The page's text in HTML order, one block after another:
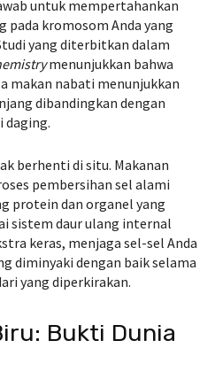
untuk mempertahankan
kromosom Anda yang
yang diterbitkan dalam
menunjukkan bahwa
makan nabati menunjukkan
dibandingkan dengan
daging.
berhenti di situ. Makanan
pembersihan sel alami
protein dan organel yang
sistem daur ulang internal
keras, menjaga sel-sel Anda
diminyaki dengan baik selama
yang diperkirakan.
Bukti Dunia